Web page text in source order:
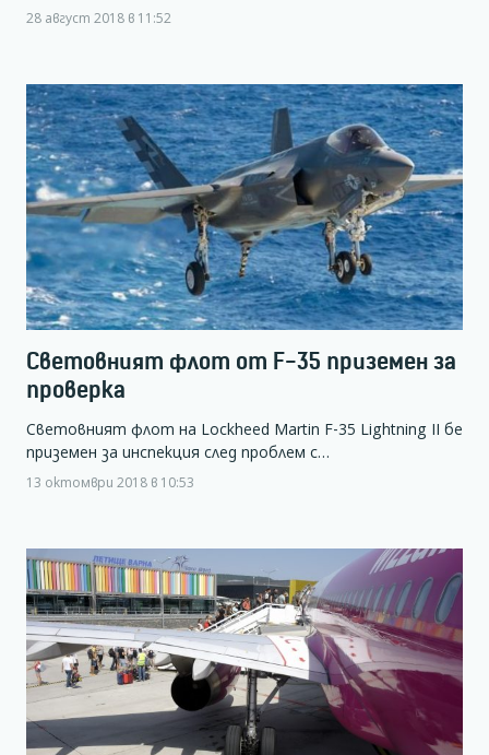
28 август 2018 в 11:52
Световният флот от F-35 приземен за
проверка
Световният флот на Lockheed Martin F-35 Lightning II бе
приземен за инспекция след проблем с…
13 октомври 2018 в 10:53